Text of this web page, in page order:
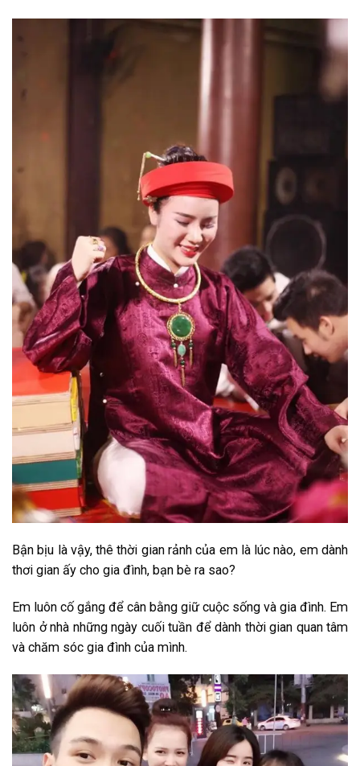
Bận bịu là vậy, thê thời gian rảnh của em là lúc nào, em dành
thơi gian ấy cho gia đình, bạn bè ra sao?
Em luôn cố gắng để cân bằng giữ cuộc sống và gia đình. Em
luôn ở nhà những ngày cuối tuần để dành thời gian quan tâm
và chăm sóc gia đình của mình.